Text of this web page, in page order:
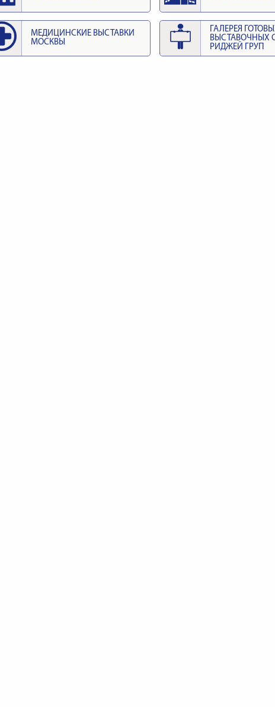
МЕДИЦИНСКИЕ ВЫСТАВКИ
МОСКВЫ
ГАЛЕРЕЯ
ВЫСТАВОЧНЫХ
РИДЖЕЙ ГРУП